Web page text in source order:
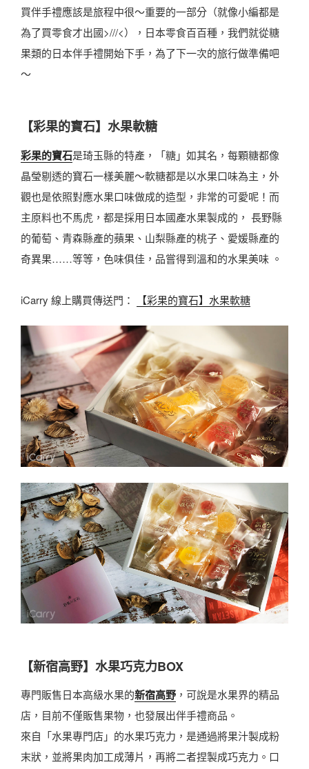
買伴手禮應該是旅程中很～重要的一部分（就像小編都是
為了買零食才出國>///<），日本零食百百種，我們就從糖
果類的日本伴手禮開始下手，為了下一次的旅行做準備吧
～
【彩果的寶石】水果軟糖
彩果的寶石是琦玉縣的特產，「糖」如其名，每顆糖都像
晶瑩剔透的寶石一樣美麗～軟糖都是以水果口味為主，外
觀也是依照對應水果口味做成的造型，非常的可愛呢！而
主原料也不馬虎，都是採用日本國產水果製成的， 長野縣
的葡萄、青森縣產的蘋果、山梨縣產的桃子、愛媛縣產的
奇異果……等等，色味俱佳，品嘗得到溫和的水果美味 。
iCarry 線上購買傳送門： 【彩果的寶石】水果軟糖
【新宿高野】水果巧克力BOX
專門販售日本高級水果的新宿高野 ，可說是水果界的精品
店，目前不僅販售果物，也發展出伴手禮商品。
來自「水果專門店」的水果巧克力，是通過將果汁製成粉
末狀，並將果肉加工成薄片，再將二者捏製成巧克力。口